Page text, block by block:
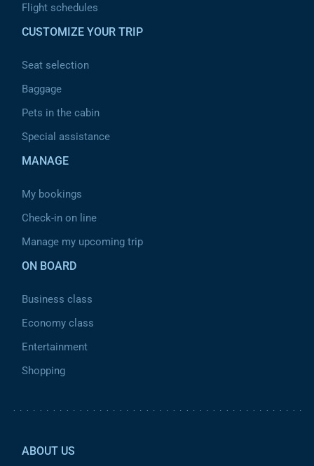
Flight schedules
CUSTOMIZE YOUR TRIP
Seat selection
Baggage
Pets in the cabin
Special assistance
MANAGE
My bookings
Check-in on line
Manage my upcoming trip
ON BOARD
Business class
Economy class
Entertainment
Shopping
ABOUT US